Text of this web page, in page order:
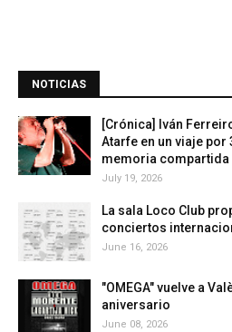
NOTICIAS
[Crónica] Iván
Atarfe en un viaje por
memoria compartida
July 19, 2026
La sala Loco Club
conciertos
June 16, 2026
"OMEGA" vuelve a
aniversario
June 08, 2026